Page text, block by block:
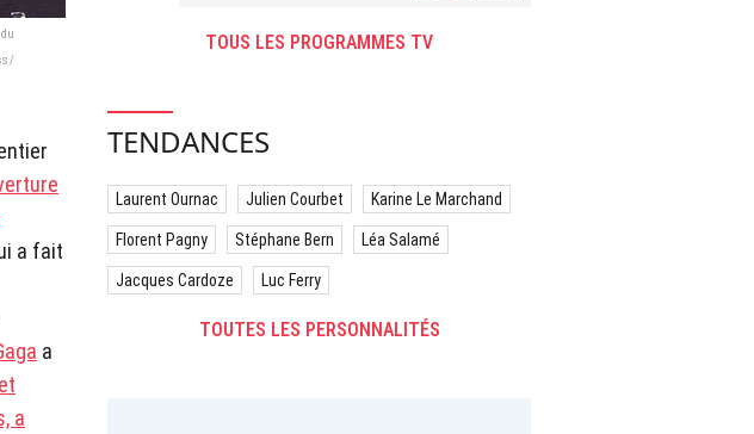
/
a fait
a
a
TOUS LES PROGRAMMES TV
TENDANCES
Laurent Ournac Julien Courbet Karine Le Marchand
Florent Pagny Stéphane Bern Léa Salamé
Jacques Cardoze Luc Ferry
TOUTES LES PERSONNALITÉS